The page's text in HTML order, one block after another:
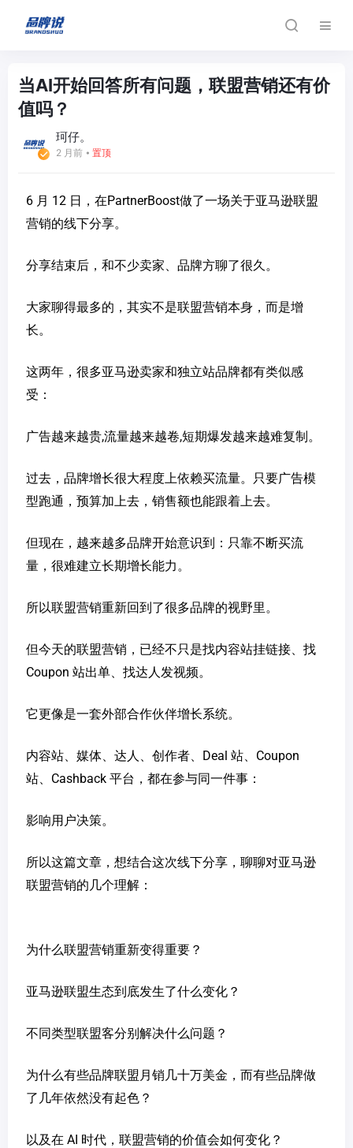
当AI开始回答所有问题，联盟营销还有价
值吗？
珂仔。
2 月前 ⦁ 置顶
6 月 12 日，在PartnerBoost做了一场关于亚马逊联盟
营销的线下分享。
分享结束后，和不少卖家、品牌方聊了很久。
大家聊得最多的，其实不是联盟营销本身，而是增
长。
这两年，很多亚马逊卖家和独立站品牌都有类似感
受：
广告越来越贵,流量越来越卷,短期爆发越来越难复制。
过去，品牌增长很大程度上依赖买流量。只要广告模
型跑通，预算加上去，销售额也能跟着上去。
但现在，越来越多品牌开始意识到：只靠不断买流
量，很难建立长期增长能力。
所以联盟营销重新回到了很多品牌的视野里。
但今天的联盟营销，已经不只是找内容站挂链接、找
Coupon 站出单、找达人发视频。
它更像是一套外部合作伙伴增长系统。
内容站、媒体、达人、创作者、Deal 站、Coupon
站、Cashback 平台，都在参与同一件事：
影响用户决策。
所以这篇文章，想结合这次线下分享，聊聊对亚马逊
联盟营销的几个理解：
为什么联盟营销重新变得重要？
亚马逊联盟生态到底发生了什么变化？
不同类型联盟客分别解决什么问题？
为什么有些品牌联盟月销几十万美金，而有些品牌做
了几年依然没有起色？
以及在 AI 时代，联盟营销的价值会如何变化？